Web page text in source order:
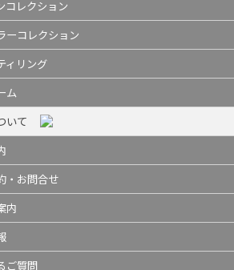
コレクション
ーコレクション
ィリング
ム
いて
・お問合せ
内
ご質問